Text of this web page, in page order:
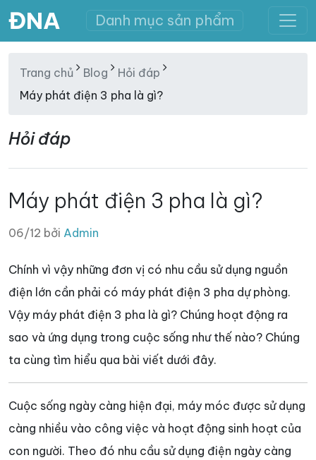
ĐNA Danh mục sản phẩm
Trang chủ Blog
Hỏi đáp
Máy phát điện 3 pha là gì?
Hỏi đáp
Máy phát điện 3 pha là gì?
06/12 bởi Admin
Chính vì vậy những đơn vị có nhu cầu sử dụng nguồn
điện lớn cần phải có máy phát điện 3 pha dự phòng.
Vậy máy phát điện 3 pha là gì? Chúng hoạt động ra
sao và ứng dụng trong cuộc sống như thế nào? Chúng
ta cùng tìm hiểu qua bài viết dưới đây.
Cuộc sống ngày càng hiện đại, máy móc được sử dụng
càng nhiều vào công việc và hoạt động sinh hoạt của
con người. Theo đó nhu cầu sử dụng điện ngày càng